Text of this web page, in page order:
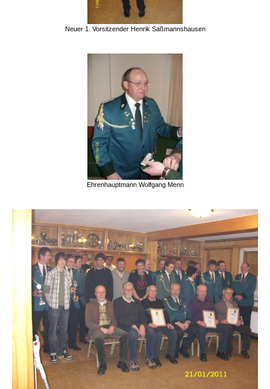
Neuer 1. Vorsitzender Henrik Saßmannshausen
Ehrenhauptmann Wolfgang Menn